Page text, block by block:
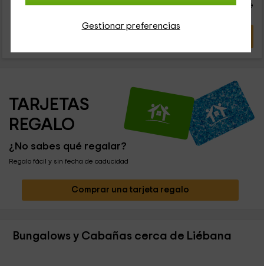
Gestionar preferencias
unas vistas espectaculares a los Picos de Europa.
Cancelación 30 días antes persona y noche
TARJETAS
REGALO
¿No sabes qué regalar?
Regalo fácil y sin fecha de caducidad
Comprar una tarjeta regalo
Bungalows y Cabañas cerca de Liébana